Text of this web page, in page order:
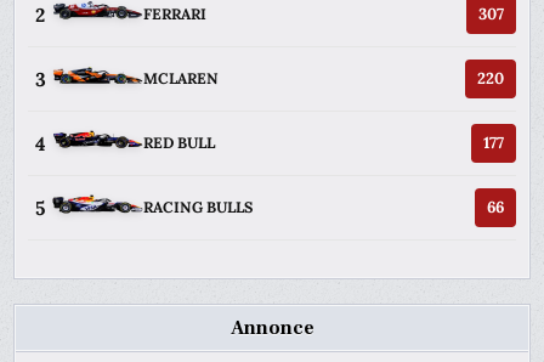
2 FERRARI 307
3 MCLAREN 220
4 RED BULL 177
5 RACING BULLS 66
Annonce